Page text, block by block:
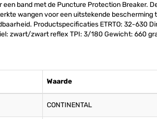
band met de Puncture Protection Breaker.
wangen voor een uitstekende bescherming
Productspecificaties ETRTO: 32-630
zwart/zwart reflex TPI: 3/180 Gewicht: 660
Waarde
CONTINENTAL